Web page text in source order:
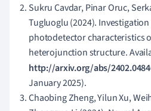
Sukru Cavdar, Pinar Oruc,
Tugluoglu (2024).
photodetector characteristics
heterojunction structure.
http://arxiv.org/abs/
January 2025).
Chaobing Zheng, Yilun Xu,